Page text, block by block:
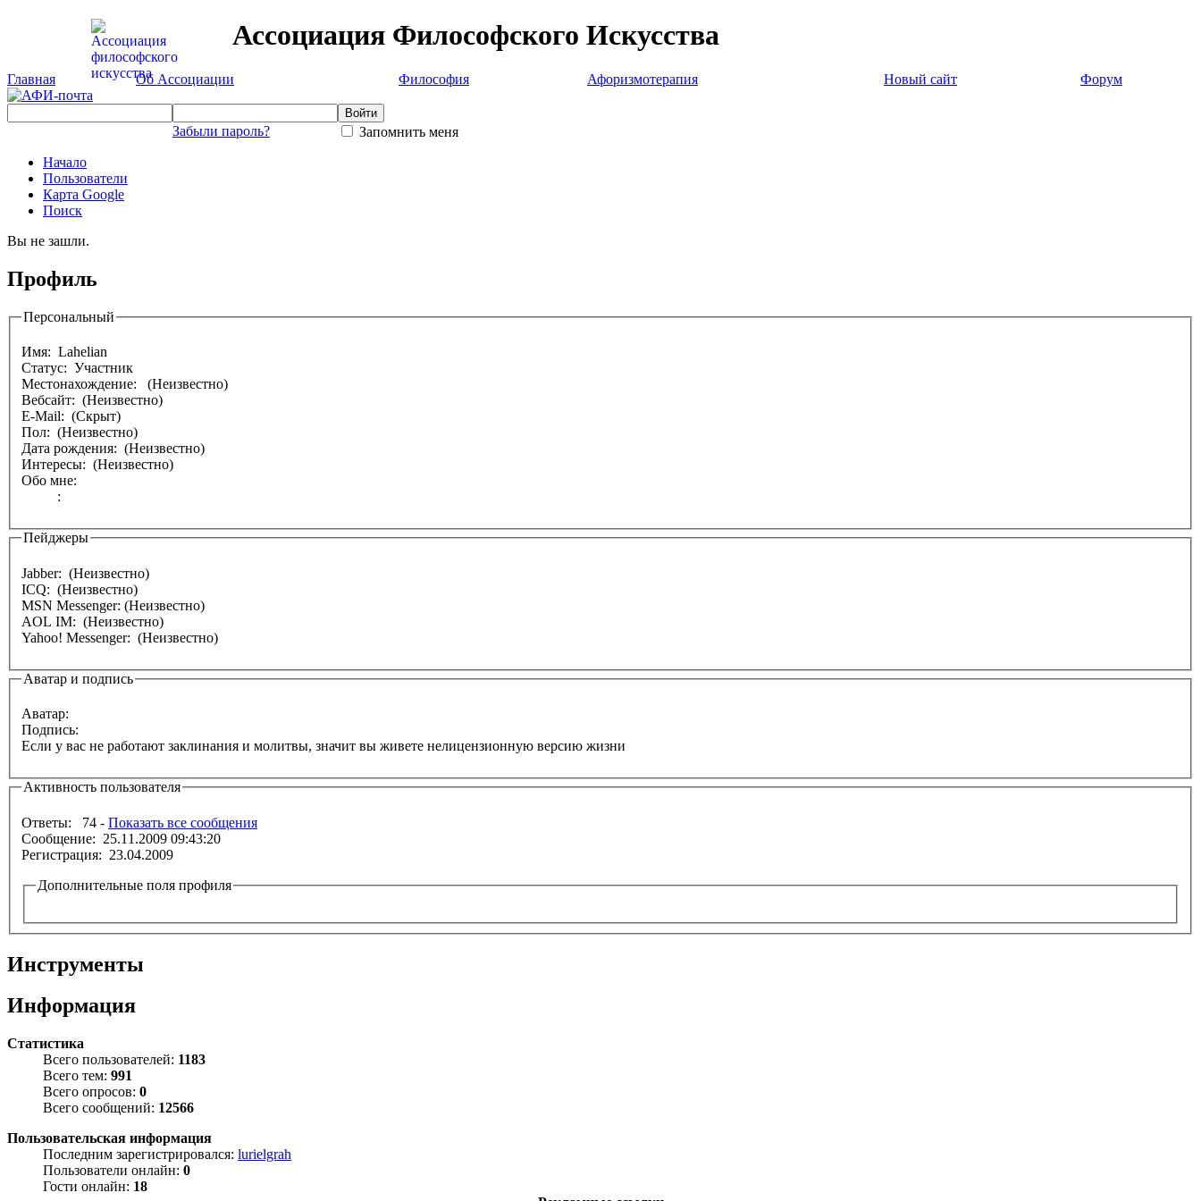
Ассоциация Философского Искусства
Главная Об Ассоциации Философия Афоризмотерапия Новый сайт Форум
Забыли пароль?
Запомнить меня
Начало
Пользователи
Карта Google
Поиск
Вы не зашли.
Профиль
Персональный
Имя: Lahelian
Статус: Участник
Местонахождение: (Неизвестно)
Вебсайт: (Неизвестно)
E-Mail: (Скрыт)
Пол: (Неизвестно)
Дата рождения: (Неизвестно)
Интересы: (Неизвестно)
Обо мне:
:
Пейджеры
Jabber: (Неизвестно)
ICQ: (Неизвестно)
MSN Messenger: (Неизвестно)
AOL IM: (Неизвестно)
Yahoo! Messenger: (Неизвестно)
Аватар и подпись
Аватар:
Подпись:
Если у вас не работают заклинания и молитвы, значит вы живете нелицензионную версию жизни
Активность пользователя
Ответы: 74 - Показать все сообщения
Сообщение: 25.11.2009 09:43:20
Регистрация: 23.04.2009
Дополнительные поля профиля
Инструменты
Информация
Статистика
Всего пользователей: 1183
Всего тем: 991
Всего опросов: 0
Всего сообщений: 12566
Пользовательская информация
Последним зарегистрировался: lurielgrah
Пользователи онлайн: 0
Гости онлайн: 18